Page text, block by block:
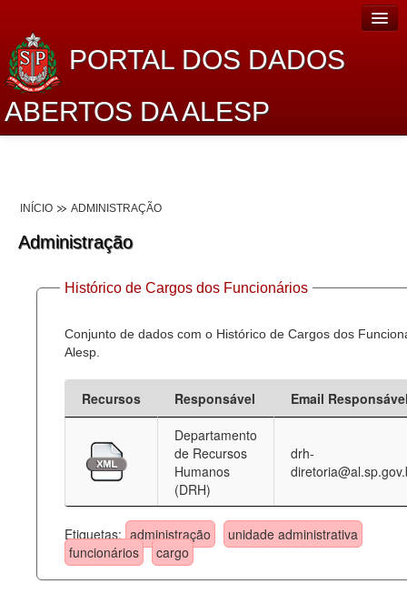
PORTAL DOS DADOS
ABERTOS DA ALESP
Dados Abertos Alesp
Lei de Acesso à Informação
Dados Governamentais Abertos
Planejamento
Catálogo de dados
Processo Legislativo
Administração
Legislação
Agenda
Perguntas frequentes
INÍCIO ADMINISTRAÇÃO
Administração
Histórico de Cargos dos Funcionários
Conjunto de dados com o Histórico de Cargos dos
Alesp.
Recursos Responsável
Email
Departamento
de Recursos
Humanos
(DRH)
drh-
Etiquetas: administração
unidade administrativa
funcionários
cargo